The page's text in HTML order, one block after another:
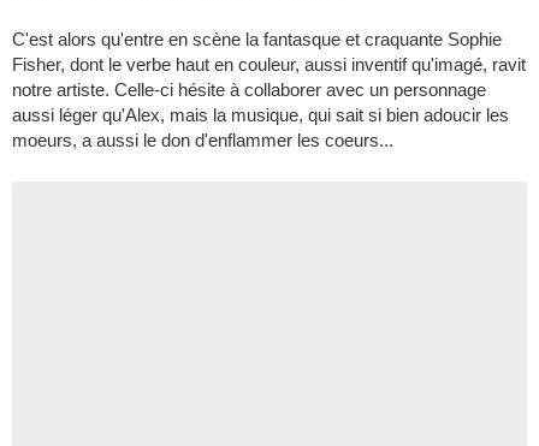
C'est alors qu'entre en scène la fantasque et craquante Sophie
Fisher, dont le verbe haut en couleur, aussi inventif qu'imagé, ravit
notre artiste. Celle-ci hésite à collaborer avec un personnage
aussi léger qu'Alex, mais la musique, qui sait si bien adoucir les
moeurs, a aussi le don d'enflammer les coeurs...